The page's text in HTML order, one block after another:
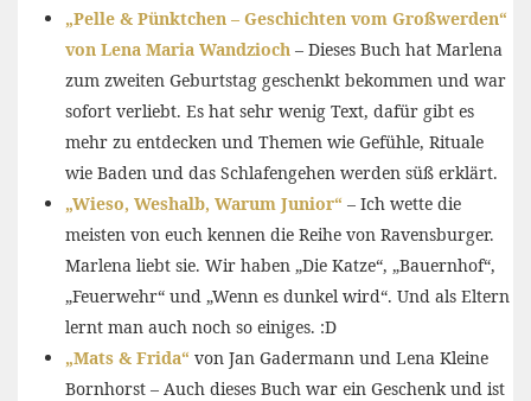
„Pelle & Pünktchen – Geschichten vom Großwerden“
von Lena Maria Wandzioch – Dieses Buch hat Marlena
zum zweiten Geburtstag geschenkt bekommen und war
sofort verliebt. Es hat sehr wenig Text, dafür gibt es
mehr zu entdecken und Themen wie Gefühle, Rituale
wie Baden und das Schlafengehen werden süß erklärt.
„Wieso, Weshalb, Warum Junior“ – Ich wette die
meisten von euch kennen die Reihe von Ravensburger.
Marlena liebt sie. Wir haben „Die Katze“, „Bauernhof“,
„Feuerwehr“ und „Wenn es dunkel wird“. Und als Eltern
lernt man auch noch so einiges. :D
„Mats & Frida“ von Jan Gadermann und Lena Kleine
Bornhorst – Auch dieses Buch war ein Geschenk und ist